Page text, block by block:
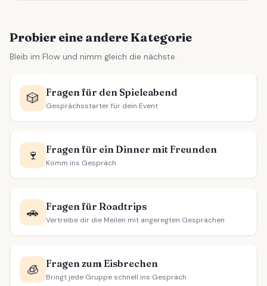
Probier eine andere Kategorie
Bleib im Flow und nimm gleich die nächste.
🎲 Fragen für den Spieleabend
Gesprächsstarter für dein Event
🍷 Fragen für ein Dinner mit Freunden
Komm ins Gespräch
🚗 Fragen für Roadtrips
Vertreibe dir die Meilen mit angeregten Gesprächen
🧊 Fragen zum Eisbrechen
Bringt jede Gruppe schnell ins Gespräch